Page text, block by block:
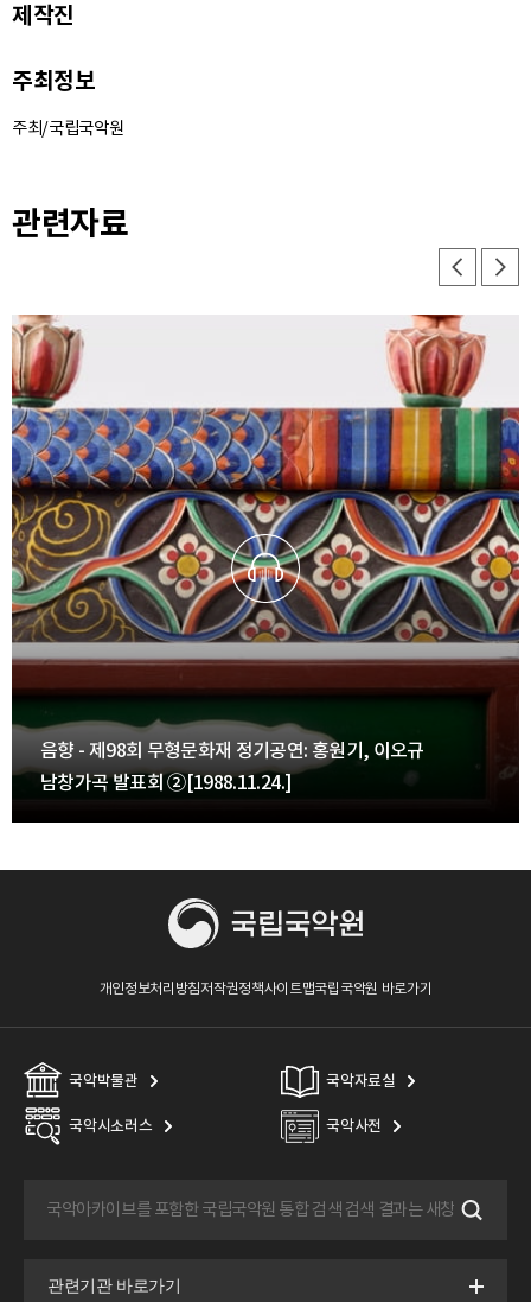
제작진
주최정보
주최/국립국악원
관련자료
음향 - 제98회 무형문화재 정기공연: 홍원기, 이오규
남창가곡 발표회 ②[1988.11.24.]
개인정보처리방침저작권정책사이트맵국립국악원 바로가기
국악박물관 국악자료실
국악시소러스 국악사전